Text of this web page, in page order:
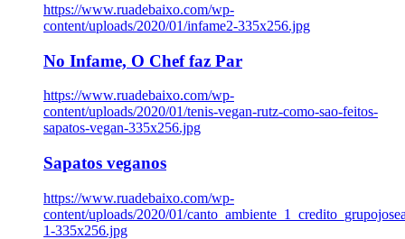
https://www.ruadebaixo.com/wp-
content/uploads/2020/01/infame2-335x256.jpg
No Infame, O Chef faz Par
https://www.ruadebaixo.com/wp-
content/uploads/2020/01/tenis-vegan-rutz-como-sao-feitos-
sapatos-vegan-335x256.jpg
Sapatos veganos
https://www.ruadebaixo.com/wp-
content/uploads/2020/01/
1-335x256.jpg